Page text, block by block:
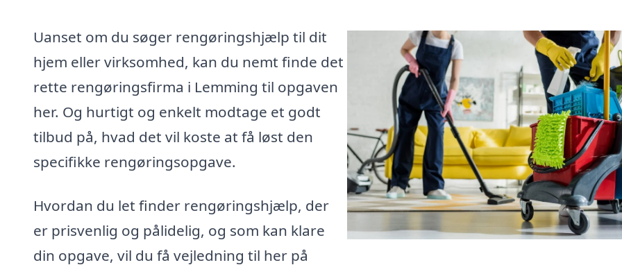
Uanset om du søger rengøringshjælp til dit
hjem eller virksomhed, kan du nemt finde det
rette rengøringsfirma i Lemming til opgaven
her. Og hurtigt og enkelt modtage et godt
tilbud på, hvad det vil koste at få løst den
specifikke rengøringsopgave.
Hvordan du let finder rengøringshjælp, der
er prisvenlig og pålidelig, og som kan klare
din opgave, vil du få vejledning til her på